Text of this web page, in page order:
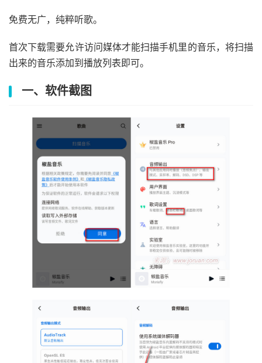
免费无广，纯粹听歌。
首次下载需要允许访问媒体才能扫描手机里的音乐，将扫描
出来的音乐添加到播放列表即可。
一、软件截图